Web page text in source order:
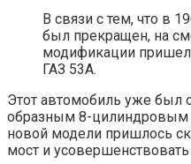
В связи с тем, что в
был прекращен, на
модификации
ГАЗ 53А.
Этот автомобиль уже
образным 8-цилиндровым
новой модели пришлось
мост и